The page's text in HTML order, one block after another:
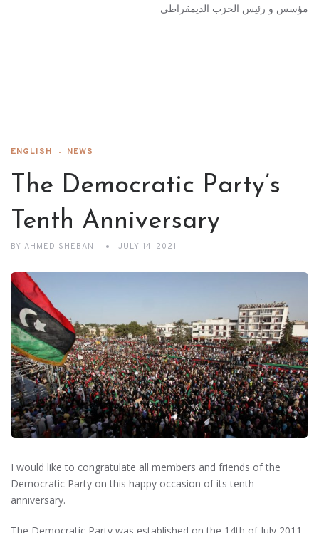
مؤسس و رئيس الحزب الديمقراطي
ENGLISH NEWS
The Democratic Party’s
Tenth Anniversary
BY AHMED SHEBANI JULY 14, 2021
I would like to congratulate all members and friends of the
Democratic Party on this happy occasion of its tenth
anniversary.